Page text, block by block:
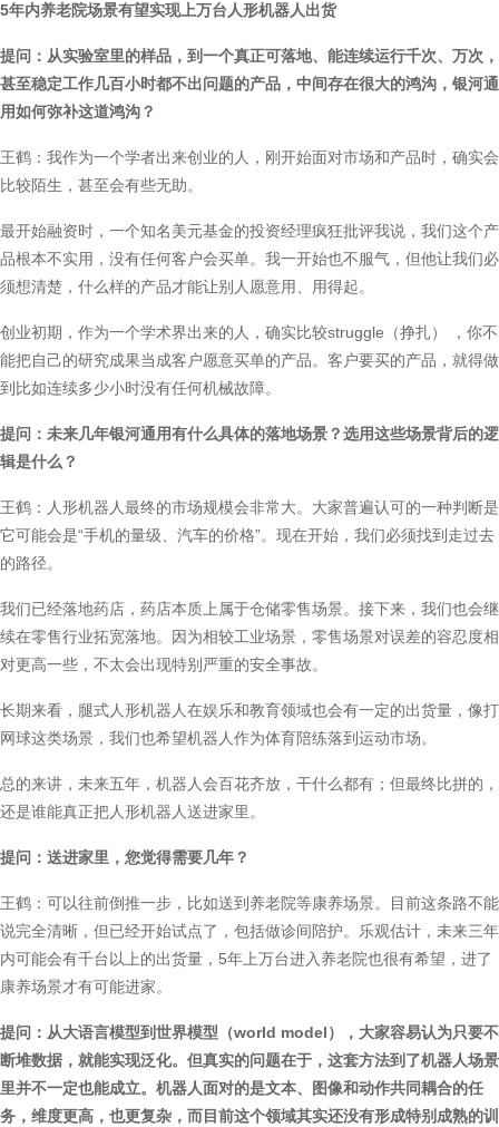
5年内养老院场景有望实现上万台人形机器人出货
提问：从实验室里的样品，到一个真正可落地、能连续运行千次、万次，
甚至稳定工作几百小时都不出问题的产品，中间存在很大的鸿沟，银河通
用如何弥补这道鸿沟？
王鹤：我作为一个学者出来创业的人，刚开始面对市场和产品时，确实会
比较陌生，甚至会有些无助。
最开始融资时，一个知名美元基金的投资经理疯狂批评我说，我们这个产
品根本不实用，没有任何客户会买单。我一开始也不服气，但他让我们必
须想清楚，什么样的产品才能让别人愿意用、用得起。
创业初期，作为一个学术界出来的人，确实比较struggle（挣扎） ，你不
能把自己的研究成果当成客户愿意买单的产品。客户要买的产品，就得做
到比如连续多少小时没有任何机械故障。
提问：未来几年银河通用有什么具体的落地场景？选用这些场景背后的逻
辑是什么？
王鹤：人形机器人最终的市场规模会非常大。大家普遍认可的一种判断是
它可能会是“手机的量级、汽车的价格”。现在开始，我们必须找到走过去
的路径。
我们已经落地药店，药店本质上属于仓储零售场景。接下来，我们也会继
续在零售行业拓宽落地。因为相较工业场景，零售场景对误差的容忍度相
对更高一些，不太会出现特别严重的安全事故。
长期来看，腿式人形机器人在娱乐和教育领域也会有一定的出货量，像打
网球这类场景，我们也希望机器人作为体育陪练落到运动市场。
总的来讲，未来五年，机器人会百花齐放，干什么都有；但最终比拼的，
还是谁能真正把人形机器人送进家里。
提问：送进家里，您觉得需要几年？
王鹤：可以往前倒推一步，比如送到养老院等康养场景。目前这条路不能
说完全清晰，但已经开始试点了，包括做诊间陪护。乐观估计，未来三年
内可能会有千台以上的出货量，5年上万台进入养老院也很有希望，进了
康养场景才有可能进家。
提问：从大语言模型到世界模型（world model），大家容易认为只要不
断堆数据，就能实现泛化。但真实的问题在于，这套方法到了机器人场景
里并不一定也能成立。机器人面对的是文本、图像和动作共同耦合的任
务，维度更高，也更复杂，而目前这个领域其实还没有形成特别成熟的训